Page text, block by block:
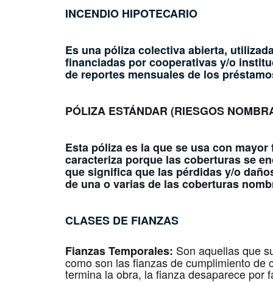
INCENDIO HIPOTECARIO
Es una póliza colectiva abierta,
financiadas por cooperativas y/o
de reportes mensuales de los
PÓLIZA ESTÁNDAR (RIESGOS
Esta póliza es la que se usa con
caracteriza porque las coberturas se
que significa que las pérdidas y/o
de una o varias de las coberturas
CLASES DE FIANZAS
Fianzas Temporales: Son aquellas que
como son las fianzas de cumplimiento
termina la obra, la fianza desaparece por